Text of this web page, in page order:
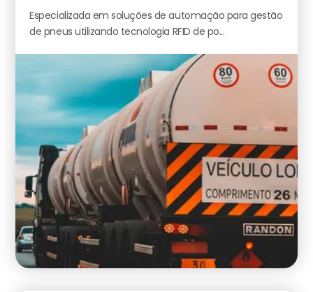
Especializada em soluções de automação para gestão
de pneus utilizando tecnologia RFID de po...